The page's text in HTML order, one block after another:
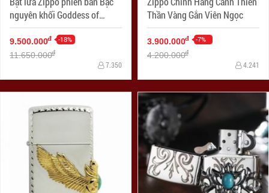
nguyên khối Goddess of
Mercy
9.500.000đ -18%
11.650.000đ
7.350
Thần Vàng Gắn Viên Ngọc
3.900.000đ -7%
4.200.000đ
4.241